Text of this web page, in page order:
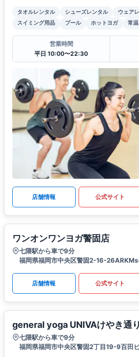
タオルレンタル シューズレンタル
ウェア
スイミング用品
プール ホットヨガ 常
営業時間
平日 10:00〜22:30
店舗情報 公式サイト
ワンオンワンヨガ警固店
七隈駅から車で9分
福岡県福岡市中央区警固2-16-
店舗情報 公式サイト
general yoga UNIVAけやき通
七隈駅から車で9分
福岡県福岡市中央区警固2丁目19-9百田